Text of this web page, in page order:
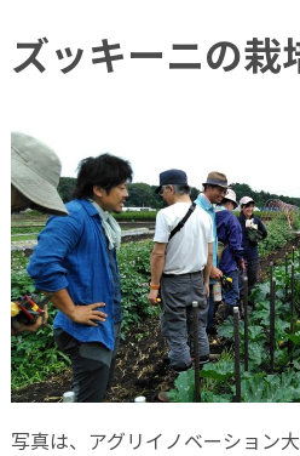
ズッキーニの栽
写真は、アグリイノベーション